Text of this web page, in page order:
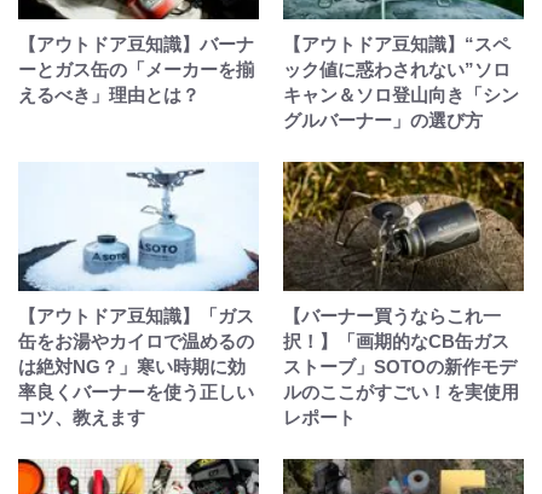
【アウトドア豆知識】バーナ
ーとガス缶の「メーカーを揃
えるべき」理由とは？
【アウトドア豆知識】“スペ
ック値に惑わされない”ソロ
キャン＆ソロ登山向き「シン
グルバーナー」の選び方
【アウトドア豆知識】「ガス
缶をお湯やカイロで温めるの
は絶対NG？」寒い時期に効
率良くバーナーを使う正しい
コツ、教えます
【バーナー買うならこれ一
択！】「画期的なCB缶ガス
ストーブ」SOTOの新作モデ
ルのここがすごい！を実使用
レポート